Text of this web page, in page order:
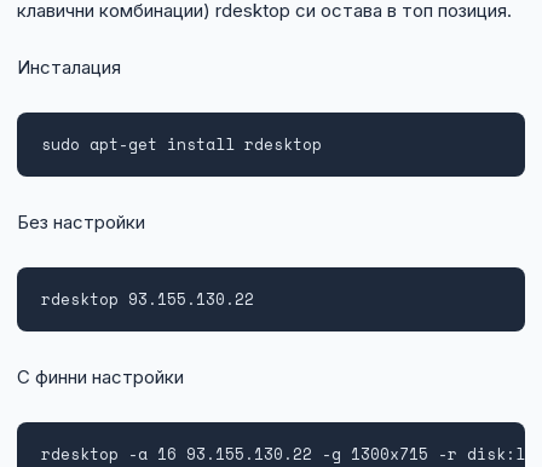
клавични комбинации) rdesktop си остава в топ позиция.
Инсталация
sudo apt-get install rdesktop
Без настройки
rdesktop 93.155.130.22
С финни настройки
rdesktop -a 16 93.155.130.22 -g 1300x715 -r